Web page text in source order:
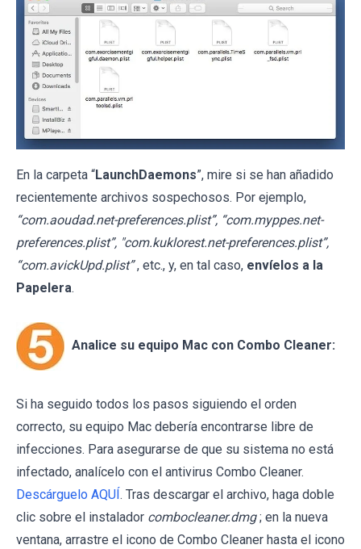
En la carpeta “LaunchDaemons”, mire si se han añadido
recientemente archivos sospechosos. Por ejemplo,
“com.aoudad.net-preferences.plist”, “com.myppes.net-
preferences.plist”, "com.kuklorest.net-preferences.plist”,
“com.avickUpd.plist” , etc., y, en tal caso, envíelos a la
Papelera.
Analice su equipo Mac con Combo Cleaner:
Si ha seguido todos los pasos siguiendo el orden
correcto, su equipo Mac debería encontrarse libre de
infecciones. Para asegurarse de que su sistema no está
infectado, analícelo con el antivirus Combo Cleaner.
Descárguelo AQUÍ . Tras descargar el archivo, haga doble
clic sobre el instalador combocleaner.dmg ; en la nueva
ventana, arrastre el icono de Combo Cleaner hasta el icono